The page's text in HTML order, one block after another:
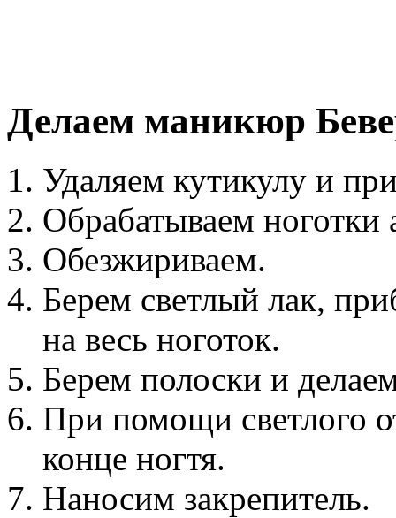
Делаем маникюр
Удаляем кутикулу и
Обрабатываем ноготки
Обезжириваем.
Берем светлый лак,
на весь ноготок.
Берем полоски и
При помощи светлого
конце ногтя.
Наносим закрепитель.